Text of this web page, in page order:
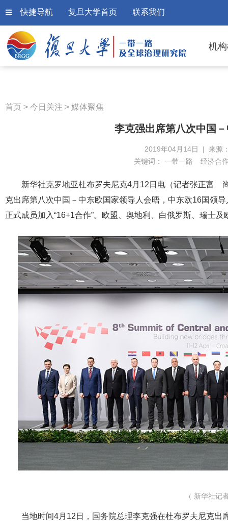
快捷导航 复旦大学首页 联系我们
机
首页 > 今日关注 > 媒体聚焦
李克强出席第八次中国
2019年04月14日 | 来源
关键词： 一带一路 经济合
新华社克罗地亚杜布罗夫尼克4月12日电（记者张正富
克出席第八次中国－中东欧国家领导人会晤，中东欧16国领
正式成员加入“16+1合作”。欧盟、奥地利、白俄罗斯、瑞士
（ 新华社记
当地时间4月12日，国务院总理李克强在杜布罗夫尼克出